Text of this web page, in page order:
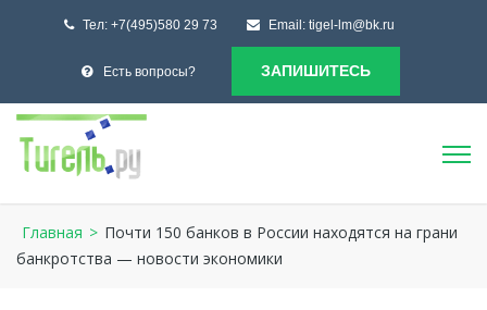
Тел: +7(495)580 29 73 Email: tigel-lm@bk.ru
Есть вопросы? ЗАПИШИТЕСЬ
Главная > Почти 150 банков в России находятся на грани
банкротства — новости экономики